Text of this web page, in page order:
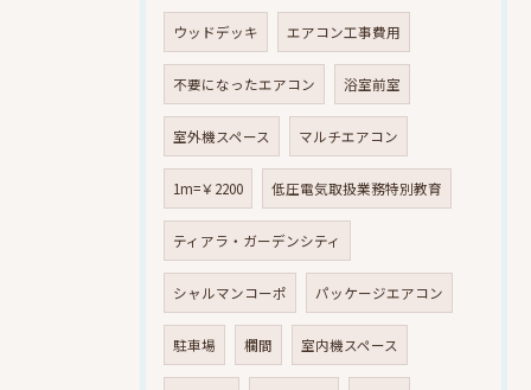
ウッドデッキ エアコン工事費用
不要になったエアコン 浴室前室
室外機スペース マルチエアコン
1m=￥2200 低圧電気取扱業務特別教育
ティアラ・ガーデンシティ
シャルマンコーポ パッケージエアコン
駐車場 欄間 室内機スペース